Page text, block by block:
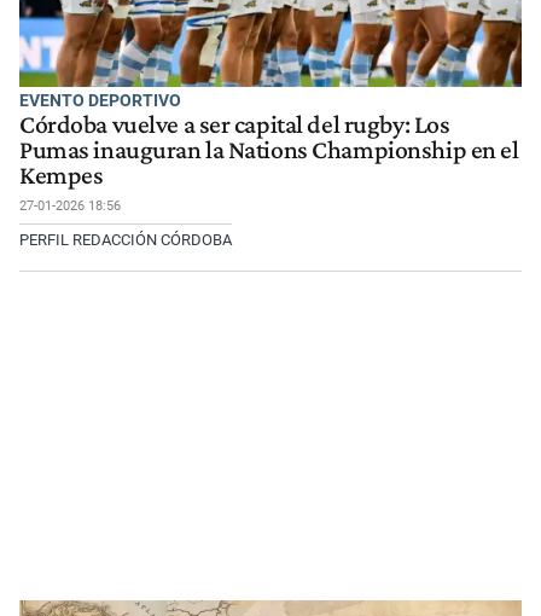
EVENTO DEPORTIVO
Córdoba vuelve a ser capital del rugby: Los
Pumas inauguran la Nations Championship en el
Kempes
27-01-2026 18:56
PERFIL REDACCIÓN CÓRDOBA